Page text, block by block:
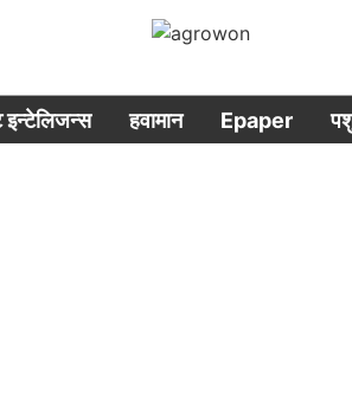
इन्टेलिजन्स हवामान Epaper